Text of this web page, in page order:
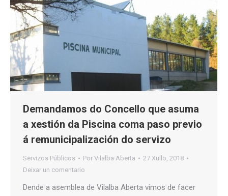
Demandamos do Concello que asuma
a xestión da Piscina coma paso previo
á remunicipalización do servizo
Servizos Públicos Por Vilalba Aberta
27 Xullo, 2018
Deixar un comentario
Dende a asemblea de Vilalba Aberta vimos de facer